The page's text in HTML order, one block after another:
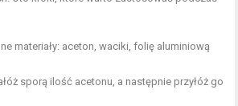
materiały: aceton, waciki, folię aluminiową
sporą ilość acetonu, a następnie przyłóż go